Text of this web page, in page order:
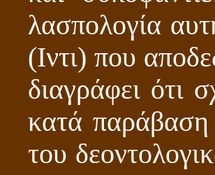
λασπολογία
(Ιντι) που
διαγράφει ότι
κατά
του